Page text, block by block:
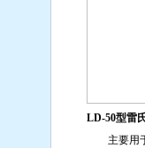
LD-50型雷
主要用于